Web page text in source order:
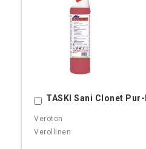
TASKI Sani Clonet Pur-
Ostoskoriin